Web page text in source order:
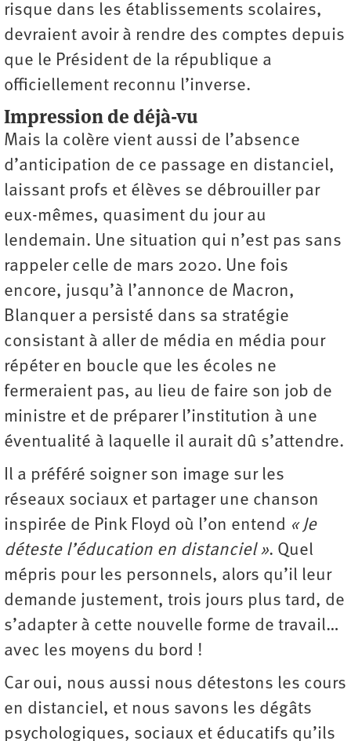
risque dans les établissements scolaires,
devraient avoir à rendre des comptes depuis
que le Président de la république a
officiellement reconnu l’inverse.
Impression de déjà-vu
Mais la colère vient aussi de l’absence
d’anticipation de ce passage en distanciel,
laissant profs et élèves se débrouiller par
eux-mêmes, quasiment du jour au
lendemain. Une situation qui n’est pas sans
rappeler celle de mars 2020. Une fois
encore, jusqu’à l’annonce de Macron,
Blanquer a persisté dans sa stratégie
consistant à aller de média en média pour
répéter en boucle que les écoles ne
fermeraient pas, au lieu de faire son job de
ministre et de préparer l’institution à une
éventualité à laquelle il aurait dû s’attendre.
Il a préféré soigner son image sur les
réseaux sociaux et partager une chanson
inspirée de Pink Floyd où l’on entend «Je
déteste l’éducation en distanciel». Quel
mépris pour les personnels, alors qu’il leur
demande justement, trois jours plus tard, de
s’adapter à cette nouvelle forme de travail…
avec les moyens du bord !
Car oui, nous aussi nous détestons les cours
en distanciel, et nous savons les dégâts
psychologiques, sociaux et éducatifs qu’ils